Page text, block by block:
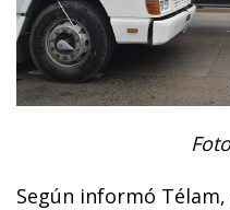
Según informó